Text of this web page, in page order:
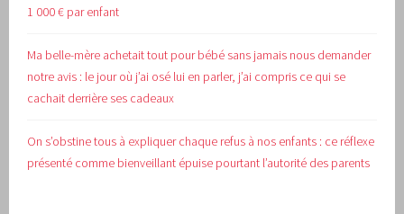
1 000 € par enfant
Ma belle-mère achetait tout pour bébé sans jamais nous demander
notre avis : le jour où j’ai osé lui en parler, j’ai compris ce qui se
cachait derrière ses cadeaux
On s’obstine tous à expliquer chaque refus à nos enfants : ce réflexe
présenté comme bienveillant épuise pourtant l’autorité des parents